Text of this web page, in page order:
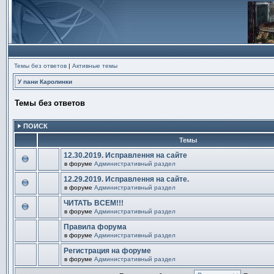
Темы без ответов | Активные темы
У пани Каролинки
Темы без ответов
ПОИСК
Темы
этой
новых
непрочитанных
12.30.2019. Исправлення на сайте
в форуме Административный раздел
этой
новых
непрочитанных
12.29.2019. Исправлення на сайте.
в форуме Административный раздел
этой
новых
непрочитанных
ЧИТАТЬ ВСЕМ!!!
в форуме Административный раздел
этой
новых
Правила форума
в форуме Административный раздел
этой
Регистрация на форуме
в форуме Административный раздел